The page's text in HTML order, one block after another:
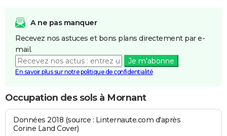
A ne pas manquer
Recevez nos astuces et bons plans directement par e-
mail.
Je m'abonne
En savoir plus sur notre politique de confidentialité
Occupation des sols à Mornant
Données 2018 (source : Linternaute.com d'après
Corine Land Cover)